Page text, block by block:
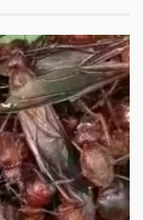
Rojos o